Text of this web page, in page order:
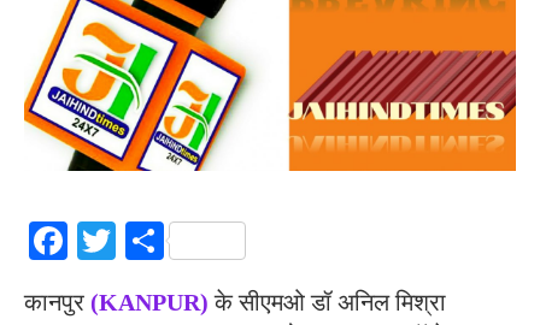
Facebook
Twitter
Share
कानपुर (KANPUR) के सीएमओ डॉ अनिल मिश्रा